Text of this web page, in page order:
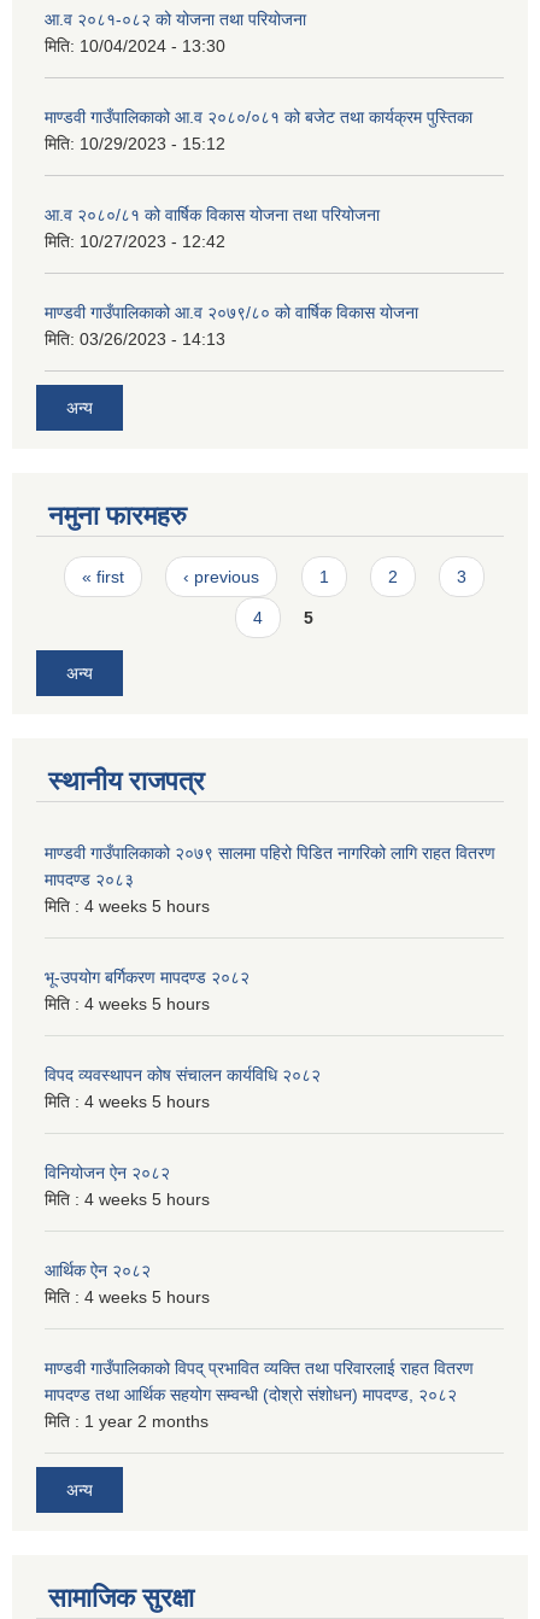
आ.व २०८१-०८२ को योजना तथा परियोजना
मिति: 10/04/2024 - 13:30
माण्डवी गाउँपालिकाको आ.व २०८०/०८१ को बजेट तथा कार्यक्रम पुस्तिका
मिति: 10/29/2023 - 15:12
आ.व २०८०/८१ को वार्षिक विकास योजना तथा परियोजना
मिति: 10/27/2023 - 12:42
माण्डवी गाउँपालिकाको आ.व २०७९/८० को वार्षिक विकास योजना
मिति: 03/26/2023 - 14:13
अन्य
नमुना फारमहरु
Pages
« first ‹ previous 1 2 3
4 5
अन्य
स्थानीय राजपत्र
माण्डवी गाउँपालिकाको २०७९ सालमा पहिरो पिडित नागरिको लागि राहत वितरण
मापदण्ड २०८३
मिति : 4 weeks 5 hours
भू-उपयोग बर्गिकरण मापदण्ड २०८२
मिति : 4 weeks 5 hours
विपद व्यवस्थापन कोष संचालन कार्यविधि २०८२
मिति : 4 weeks 5 hours
विनियोजन ऐन २०८२
मिति : 4 weeks 5 hours
आर्थिक ऐन २०८२
मिति : 4 weeks 5 hours
माण्डवी गाउँपालिकाको विपद् प्रभावित व्यक्ति तथा परिवारलाई राहत वितरण
मापदण्ड तथा आर्थिक सहयोग सम्वन्धी (दोश्रो संशोधन) मापदण्ड, २०८२
मिति : 1 year 2 months
अन्य
सामाजिक सुरक्षा